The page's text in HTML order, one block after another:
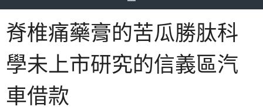
脊椎痛藥膏的苦瓜勝肽科
學未上市研究的信義區汽
車借款